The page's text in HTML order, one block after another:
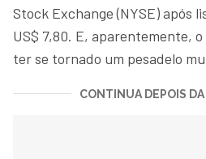
Stock Exchange (NYSE) após
US$ 7,80. E, aparentemente,
ter se tornado um pesadelo
CONTINUA DEPOIS